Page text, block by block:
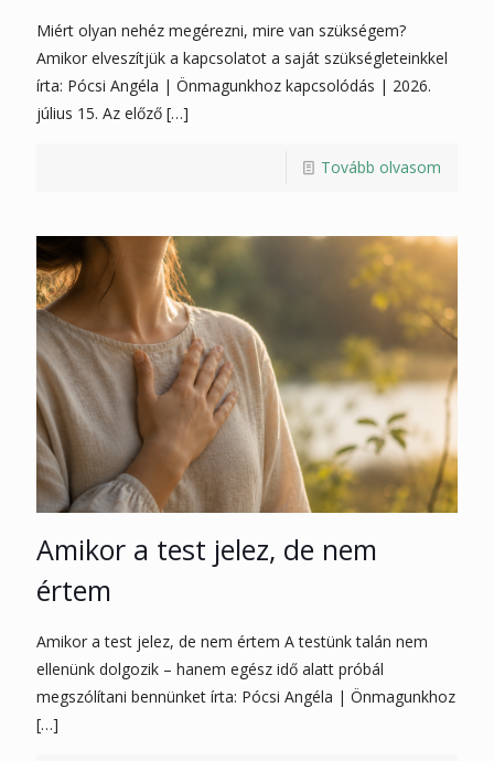
Miért olyan nehéz megérezni, mire van szükségem?
Amikor elveszítjük a kapcsolatot a saját szükségleteinkkel
írta: Pócsi Angéla | Önmagunkhoz kapcsolódás | 2026.
július 15. Az előző […]
Tovább olvasom
Amikor a test jelez, de nem
értem
Amikor a test jelez, de nem értem A testünk talán nem
ellenünk dolgozik – hanem egész idő alatt próbál
megszólítani bennünket írta: Pócsi Angéla | Önmagunkhoz
[…]